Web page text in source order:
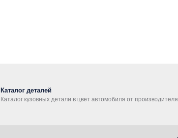
Каталог деталей
Каталог кузовных детали в цвет автомобиля от производителя